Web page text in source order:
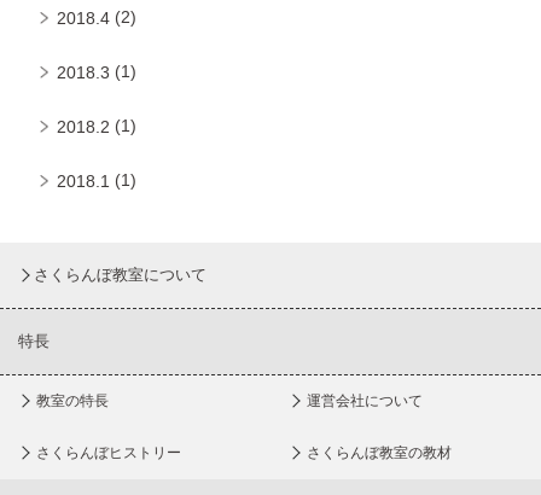
2018.4 (2)
2018.3 (1)
2018.2 (1)
2018.1 (1)
さくらんぼ教室について
特長
教室の特長 運営会社について
さくらんぼヒストリー さくらんぼ教室の教材